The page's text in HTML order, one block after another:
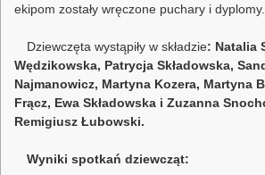
ekipom zostały wręczone puchary i dyplomy.
Dziewczęta wystąpiły w składzie: Natalia
Wędzikowska, Patrycja Składowska,
Najmanowicz, Martyna Kozera, Martyna
Frącz, Ewa Składowska i Zuzanna
Remigiusz Łubowski.
Wyniki spotkań dziewcząt: